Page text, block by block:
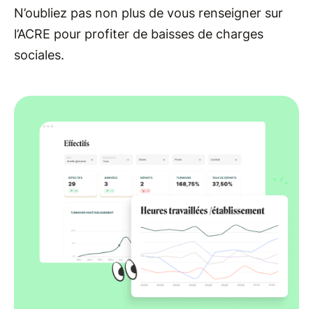
N’oubliez pas non plus de vous renseigner sur
l’ACRE pour profiter de baisses de charges
sociales.